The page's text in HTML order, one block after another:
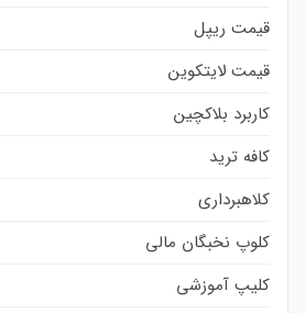
قیمت ریپل
قیمت لایتکوین
کاربرد بلاکچین
کافه ترید
کلاهبرداری
کلوپ نخبگان مالی
کلیپ آموزشی